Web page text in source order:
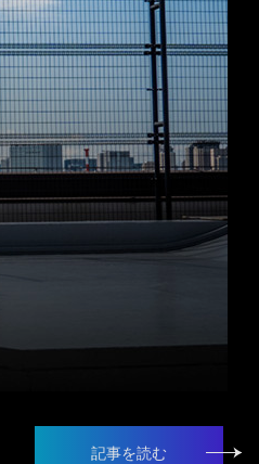
記事を読む